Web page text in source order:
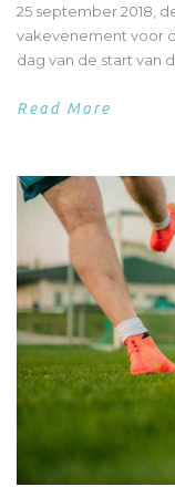
25 september 2018,
vakevenement voor
dag van de start van
Read More